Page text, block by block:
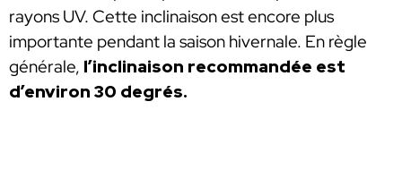
rayons UV. Cette inclinaison est encore plus
importante pendant la saison hivernale. En règle
générale, l’inclinaison recommandée est
d’environ 30 degrés.